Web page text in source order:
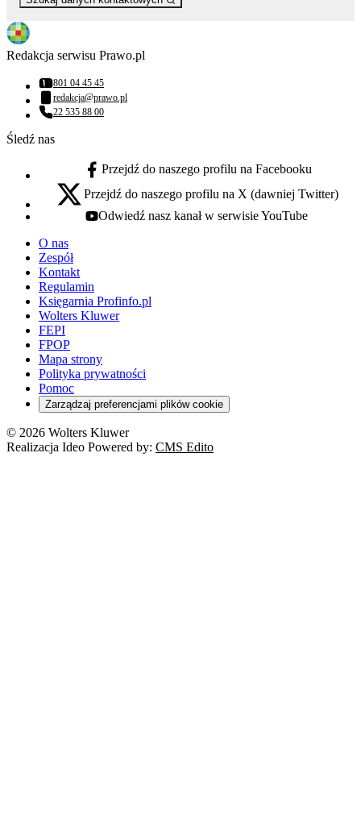
Redakcja serwisu Prawo.pl
Numer telefonu:
801 04 45 45
Adres email:
redakcja@prawo.pl
Numer telefonu:
22 535 88 00
Śledź nas
facebook - otwiera się w nowej karcie
Przejdź do naszego profilu na Facebooku
x - otwiera się w nowej karcie
Przejdź do naszego profilu na X (dawniej Twitter)
youtube - otwiera się w nowej karcie
Odwiedź nasz kanał w serwisie YouTube
O nas
Zespół
Kontakt
Regulamin
Księgarnia Profinfo.pl
Wolters Kluwer
FEPI
FPOP
Mapa strony
Polityka prywatności
Pomoc
Zarządzaj preferencjami plików cookie
© 2026 Wolters Kluwer
Realizacja Ideo Powered by: CMS Edito